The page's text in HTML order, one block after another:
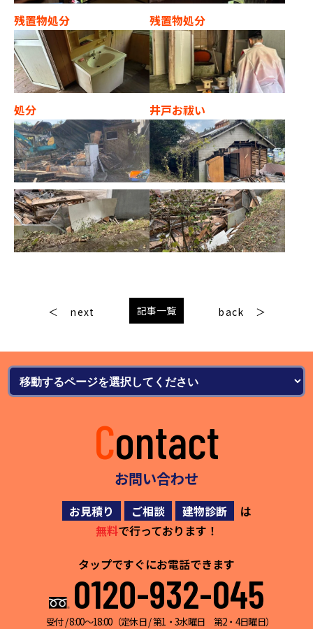
残置物処分 残置物処分
処分 井戸お祓い
next 記事一覧 back
Contact
お問い合わせ
お見積り ご相談 建物診断
は
無料で行っております！
タップですぐにお電話できます
0120-932-045
受付 / 8:00～18:00（定休日 / 第1・3水曜日 第2・4日曜日）